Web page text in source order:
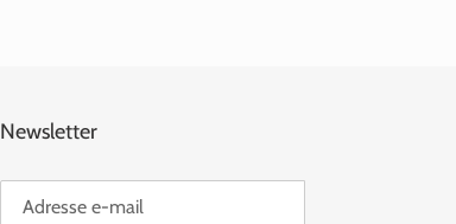
Newsletter